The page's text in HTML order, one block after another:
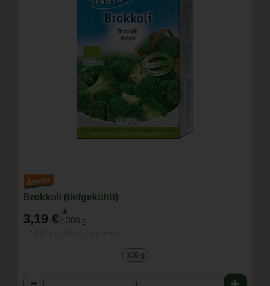
Brokkoli (tiefgekühlt)
3,19 € *
/ 300 g
300 g
Anzahl